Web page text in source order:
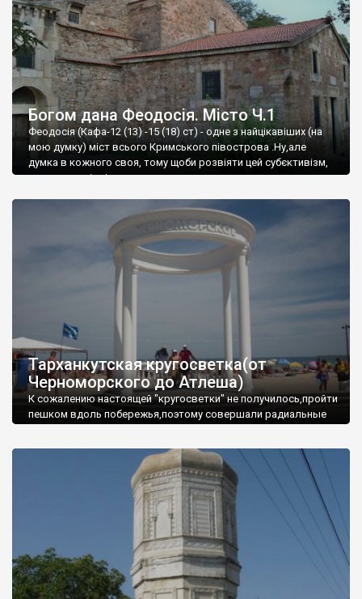
Богом дана Феодосія. Місто Ч.1
Феодосія (Кафа-12 (13) -15 (18) ст) - одне з найцікавіших (на
мою думку) міст всього Кримського півострова .Ну,але
думка в кожного своя, тому щоби розвіяти цей субєктивізм,
запрошую відвідати це
Тарханкутская кругосветка(от
Черноморского до Атлеша)
К сожалению настоящей "кругосветки" не получилось,пройти
пешком вдоль побережья,поэтому совершали радиальные